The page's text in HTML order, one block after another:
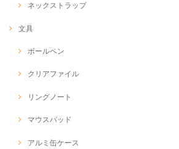
ネックストラップ
文具
ボールペン
クリアファイル
リングノート
マウスパッド
アルミ缶ケース